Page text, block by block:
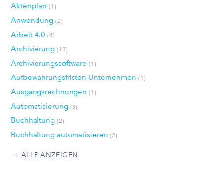
Aktenplan (1)
Anwendung (2)
Arbeit 4.0 (4)
Archivierung (13)
Archivierungssoftware (1)
Aufbewahrungsfristen Unternehmen (1)
Ausgangsrechnungen (1)
Automatisierung (3)
Buchhaltung (2)
Buchhaltung automatisieren (2)
ALLE ANZEIGEN